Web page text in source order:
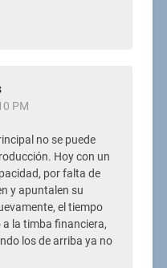
PM
no se puede
Hoy con un
por falta de
y apuntalen su
el tiempo
la timba financiera,
los de arriba ya no